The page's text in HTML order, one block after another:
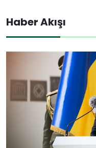
Haber Akışı